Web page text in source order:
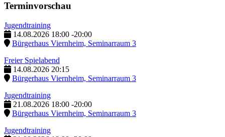
Terminvorschau
Jugendtraining
14.08.2026 18:00 -20:00
Bürgerhaus Viernheim, Seminarraum 3
Freier Spielabend
14.08.2026 20:15
Bürgerhaus Viernheim, Seminarraum 3
Jugendtraining
21.08.2026 18:00 -20:00
Bürgerhaus Viernheim, Seminarraum 3
Jugendtraining